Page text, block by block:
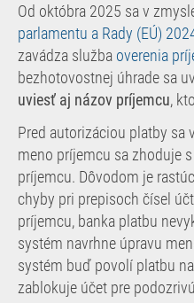
Od októbra 2025 sa v
parlamentu a Rady (EÚ)
zavádza služba overenia
bezhotovostnej úhrade sa
uviesť aj názov príjemcu,
Pred autorizáciou platby sa
meno príjemcu sa zhoduje
príjemcu. Dôvodom je
chyby pri prepisoch čísel
príjemcu, banka platbu
systém navrhne úpravu
systém buď povolí platbu
zablokuje účet pre